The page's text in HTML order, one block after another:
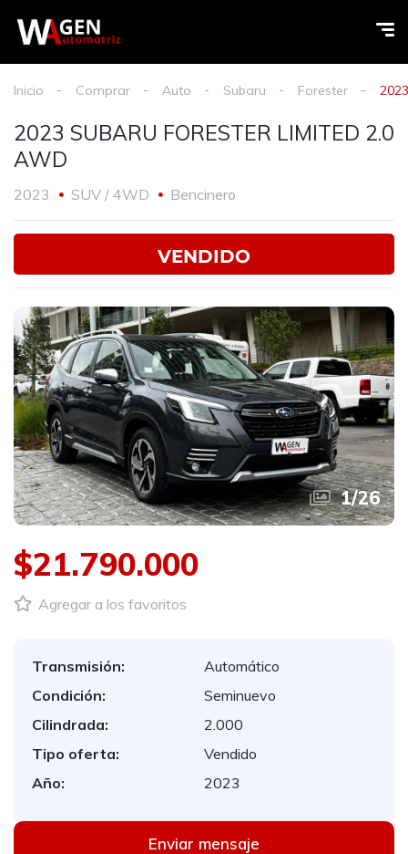
Inicio Comprar Auto Subaru Forester
2023 SUBARU FORESTER LIMITED 2.0
AWD
2023 SUV / 4WD Bencinero
VENDIDO
1/26
$21.790.000
Agregar a los favoritos
Transmisión:
Automático
Condición:
Seminuevo
Cilindrada:
2.000
Tipo oferta:
Vendido
Año:
2023
Enviar mensaje